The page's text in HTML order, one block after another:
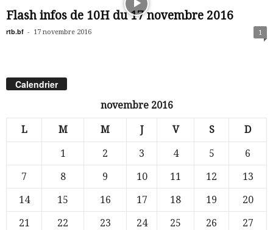
Flash infos de 10H du 17 novembre 2016
rtb.bf - 17 novembre 2016 1
Calendrier
novembre 2016
L M M J V S D
1 2 3 4 5
6
7
8 9 10 11 12
13
14
15 16 17 18 19
20
21
22 23 24 25 26
27